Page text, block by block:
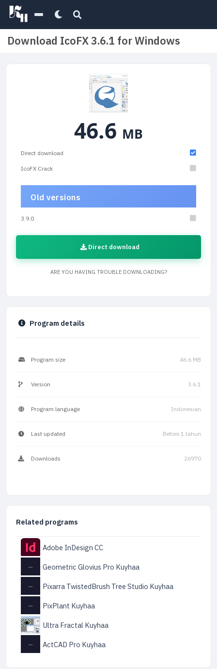
Download IcoFX 3.6.1 for Windows
46.6 MB
Direct download
IcoFX Crack
Old versions
3.9.0
Direct download
ARE YOU HAVING TROUBLE DOWNLOADING?
Program details
Program size 46.6 MB
Version 3.6.1
Program language Indonesian
Last updated Before 1 tahun
Downloads 26970
Related programs
Adobe InDesign CC
Geometric Glovius Pro Kuyhaa
Pixarra TwistedBrush Tree Studio Kuyhaa
PixPlant Kuyhaa
Ultra Fractal Kuyhaa
ActCAD Pro Kuyhaa